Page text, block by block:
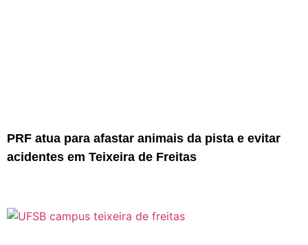
PRF atua para afastar animais da pista e evitar
acidentes em Teixeira de Freitas